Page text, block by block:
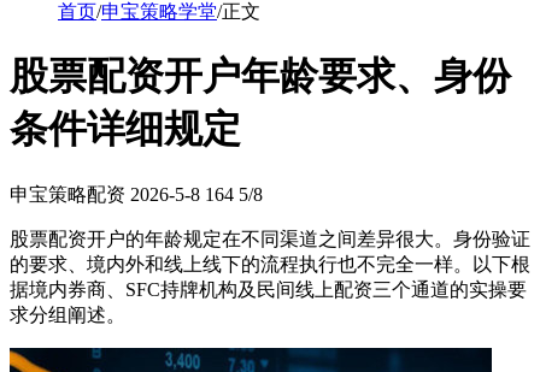
首页/申宝策略学堂/正文
股票配资开户年龄要求、身份
条件详细规定
申宝策略配资 2026-5-8 164 5/8
股票配资开户的年龄规定在不同渠道之间差异很大。身份验证
的要求、境内外和线上线下的流程执行也不完全一样。以下根
据境内券商、SFC持牌机构及民间线上配资三个通道的实操要
求分组阐述。